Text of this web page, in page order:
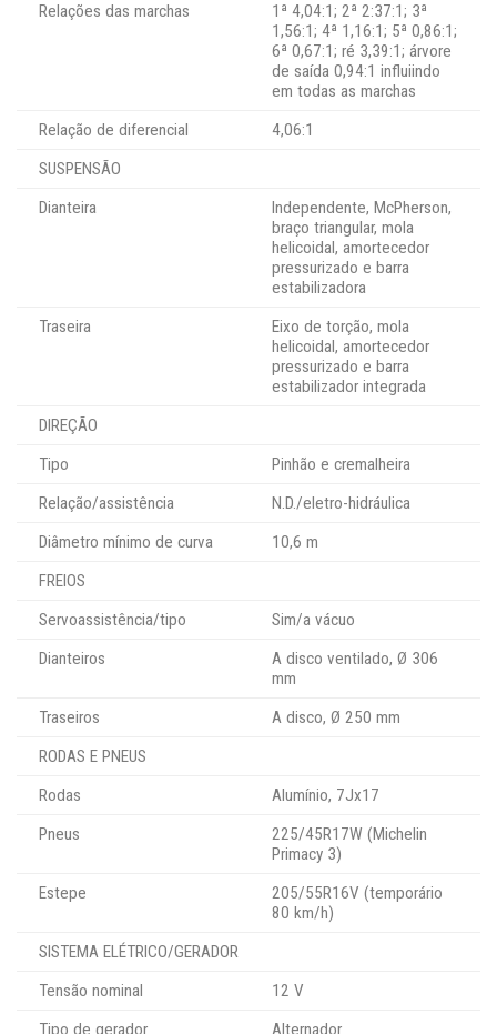
Relações das marchas
1ª 4,04:1; 2ª 2:37:1; 3ª
1,56:1; 4ª 1,16:1; 5ª 0,86:1;
6ª 0,67:1; ré 3,39:1; árvore
de saída 0,94:1 influiindo
em todas as marchas
Relação de diferencial
4,06:1
SUSPENSÃO
Dianteira
Independente, McPherson,
braço triangular, mola
helicoidal, amortecedor
pressurizado e barra
estabilizadora
Traseira
Eixo de torção, mola
helicoidal, amortecedor
pressurizado e barra
estabilizador integrada
DIREÇÃO
Tipo
Pinhão e cremalheira
Relação/assistência
N.D./eletro-hidráulica
Diâmetro mínimo de curva
10,6 m
FREIOS
Servoassistência/tipo
Sim/a vácuo
Dianteiros
A disco ventilado, Ø 306
mm
Traseiros
A disco, Ø 250 mm
RODAS E PNEUS
Rodas
Alumínio, 7Jx17
Pneus
225/45R17W (Michelin
Primacy 3)
Estepe
205/55R16V (temporário
80 km/h)
SISTEMA ELÉTRICO/GERADOR
Tensão nominal
12 V
Tipo de gerador
Alternador